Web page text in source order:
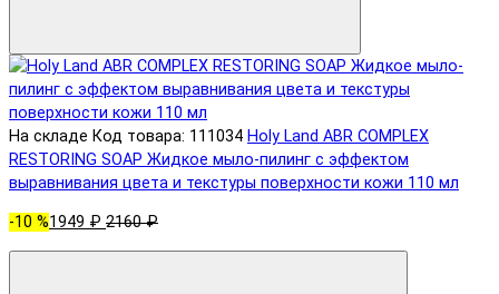
На складе Код товара: 111034 Holy Land ABR COMPLEX
RESTORING SOAP Жидкое мыло-пилинг с эффектом
выравнивания цвета и текстуры поверхности кожи 110 мл
-10 %1949 ₽ 2160 ₽